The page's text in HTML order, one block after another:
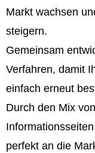
Markt wachsen
steigern.
Gemeinsam
Verfahren, damit
einfach erneut
Durch den Mix
perfekt an die